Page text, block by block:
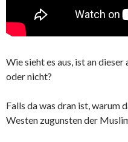
Wie sieht es aus, ist an
oder nicht?
Falls da was dran ist, warum
Westen zugunsten der